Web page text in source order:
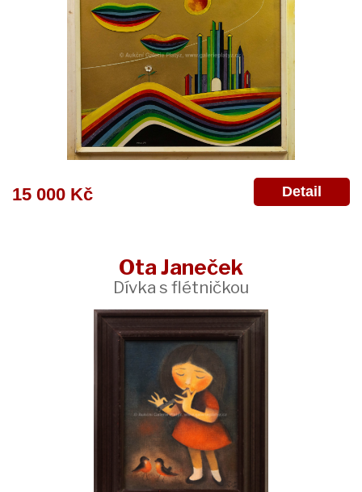
15 000 Kč Detail
Ota Janeček
Dívka s flétničkou